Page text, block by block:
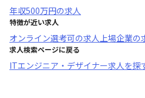
年収500万円の求人
特徴が近い求人
オンライン選考可の求人上場企業の
求人検索ページに戻る
ITエンジニア・デザイナー求人を探